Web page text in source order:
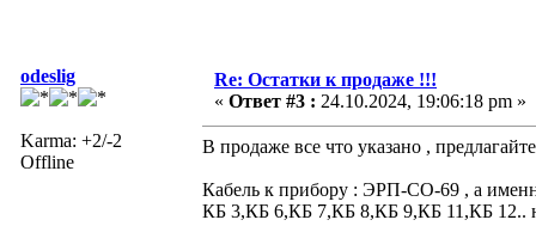
odeslig
Karma: +2/-2
Offline
Re: Остатки к продаже !!!
« Ответ #3 : 24.10.2024, 19:06:18 pm »
В продаже все что указано ,
Кабель к прибору : ЭРП-СО-69 , а
КБ 3,КБ 6,КБ 7,КБ 8,КБ 9,КБ 11,КБ 12..